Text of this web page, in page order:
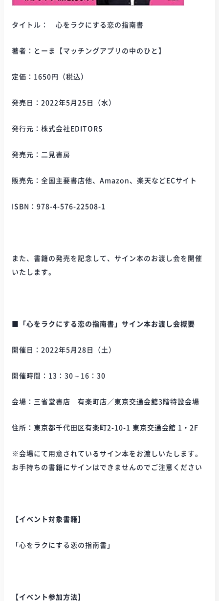
タイトル： 心をラクにする恋の指南書
著者：とーま【マッチングアプリの中のひと】
定価：1650円（税込）
発売日：2022年5月25日（水）
発行元：株式会社EDITORS
発売元：二見書房
販売先：全国主要書店他、Amazon、楽天などECサイト
ISBN：978-4-576-22508-1
また、書籍の発売を記念して、サイン本のお渡し会を開催
いたします。
■「心をラクにする恋の指南書」サイン本お渡し会概要
開催日：2022年5月28日（土）
開催時間：13：30～16：30
会場：三省堂書店 有楽町店／東京交通会館3階特設会場
住所：東京都千代田区有楽町2-10-1 東京交通会館 1・2F
※会場にて用意されているサイン本をお渡しいたします。
お手持ちの書籍にサインはできませんのでご注意ください
【イベント対象書籍】
「心をラクにする恋の指南書」
【イベント参加方法】